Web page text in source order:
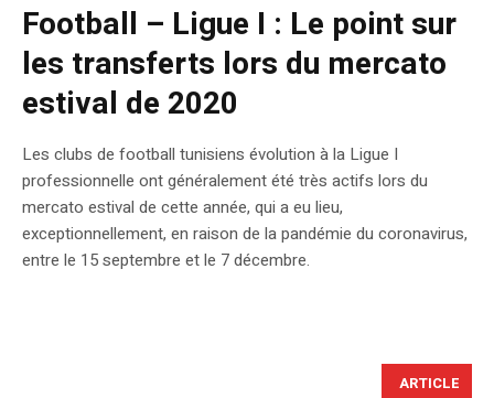
Football – Ligue I : Le point sur
les transferts lors du mercato
estival de 2020
Les clubs de football tunisiens évolution à la Ligue I
professionnelle ont généralement été très actifs lors du
mercato estival de cette année, qui a eu lieu,
exceptionnellement, en raison de la pandémie du coronavirus,
entre le 15 septembre et le 7 décembre.
ARTICLE